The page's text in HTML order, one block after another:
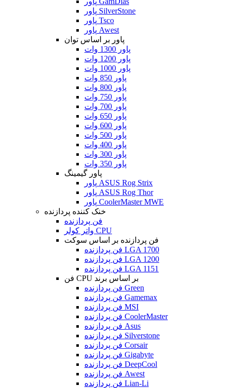
پاور SilverStone
پاور Tsco
پاور Awest
پاور بر اساس توان
پاور 1300 وات
پاور 1200 وات
پاور 1000 وات
پاور 850 وات
پاور 800 وات
پاور 750 وات
پاور 700 وات
پاور 650 وات
پاور 600 وات
پاور 500 وات
پاور 400 وات
پاور 300 وات
پاور 350 وات
پاور گیمینگ
پاور ASUS Rog Strix
پاور ASUS Rog Thor
پاور CoolerMaster MWE
خنک کننده پردازنده
فن پردازنده
واتر کولر CPU
فن پردازنده بر اساس سوکت
فن پردازنده LGA 1700
فن پردازنده LGA 1200
فن پردازنده LGA 1151
فن CPU بر اساس برند
فن پردازنده Green
فن پردازنده Gamemax
فن پردازنده MSI
فن پردازنده CoolerMaster
فن پردازنده Asus
فن پردازنده Silverstone
فن پردازنده Corsair
فن پردازنده Gigabyte
فن پردازنده DeepCool
فن پردازنده Awest
فن پردازنده Lian-Li